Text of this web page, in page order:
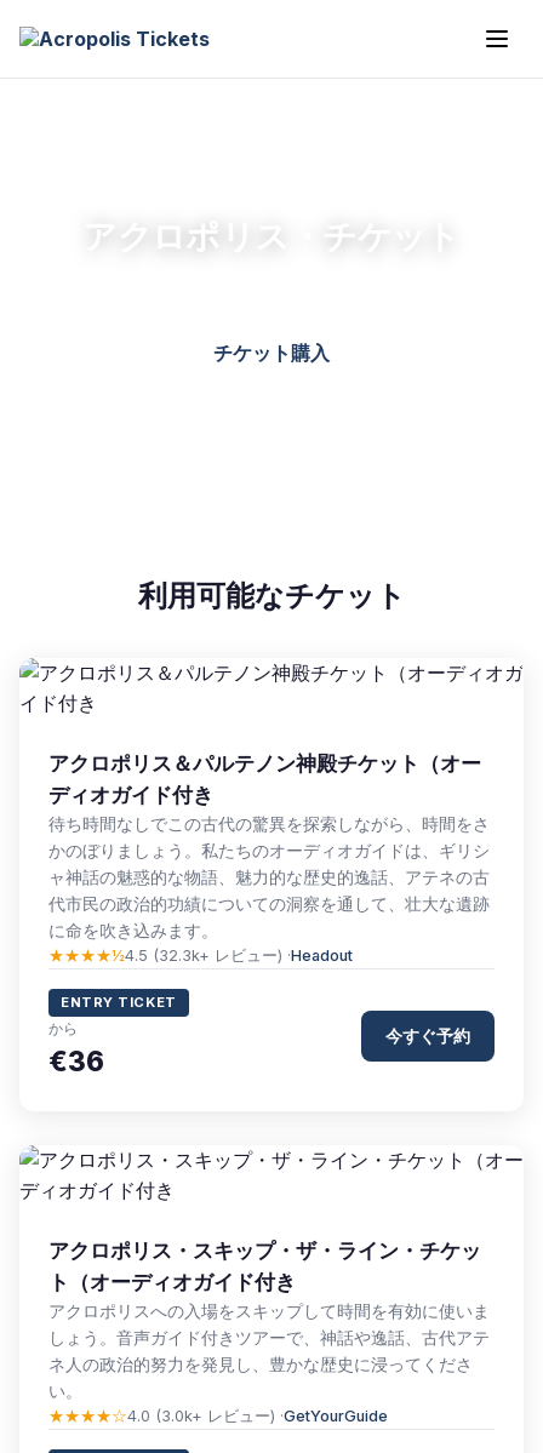
アクロポリス・チケット
チケット購入
利用可能なチケット
アクロポリス＆パルテノン神殿チケット（オー
ディオガイド付き
待ち時間なしでこの古代の驚異を探索しながら、時間をさ
かのぼりましょう。私たちのオーディオガイドは、ギリシ
ャ神話の魅惑的な物語、魅力的な歴史的逸話、アテネの古
代市民の政治的功績についての洞察を通して、壮大な遺跡
に命を吹き込みます。
★★★★½4.5 (32.3k+ レビュー) ·Headout
ENTRY TICKET
から
€36
今すぐ予約
アクロポリス・スキップ・ザ・ライン・チケッ
ト（オーディオガイド付き
アクロポリスへの入場をスキップして時間を有効に使いま
しょう。音声ガイド付きツアーで、神話や逸話、古代アテ
ネ人の政治的努力を発見し、豊かな歴史に浸ってくださ
い。
★★★★☆4.0 (3.0k+ レビュー) ·GetYourGuide